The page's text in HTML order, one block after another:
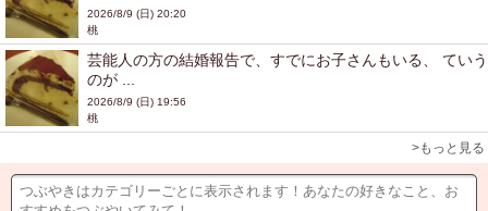
2026/8/9 (日) 20:20
桃
芸能人の方の結婚報告で、すでにお子さんもいる、 ていう
のが ...
2026/8/9 (日) 19:56
桃
>もっと見る